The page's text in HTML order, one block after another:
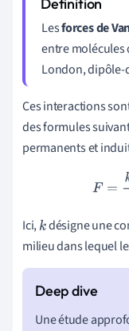
Lesforces de
entre molécules
London,
Ces interactions
des formules
permanents et
F =
Ici,kdésigne une
milieu dans lequel
Une étude